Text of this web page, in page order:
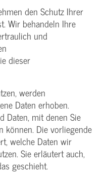
den Schutz Ihrer
Wir behandeln Ihre
und
dieser
werden
Daten erhoben.
Daten, mit denen Sie
können. Die vorliegende
welche Daten wir
Sie erläutert auch,
geschieht.